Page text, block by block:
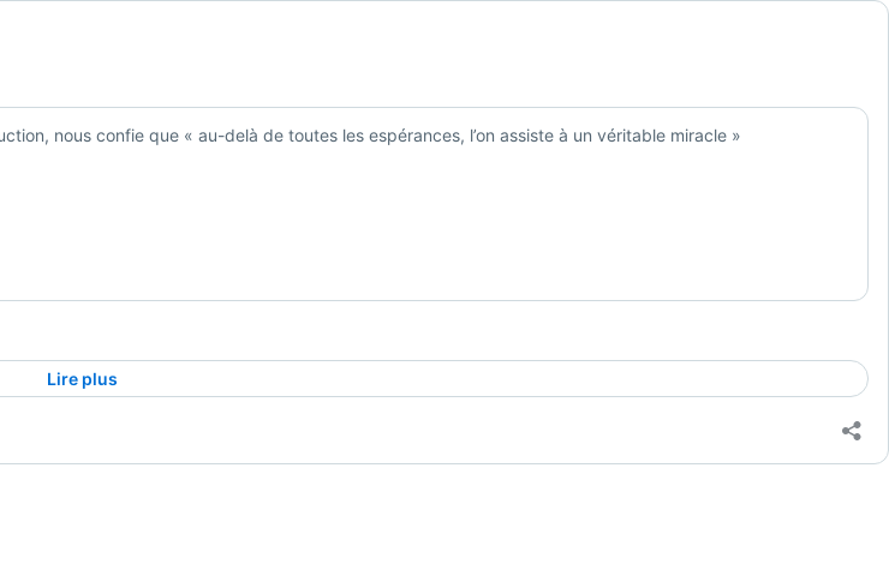
nous confie que « au-delà de toutes les espérances, l’on assiste à un véritable miracle »
Lire plus